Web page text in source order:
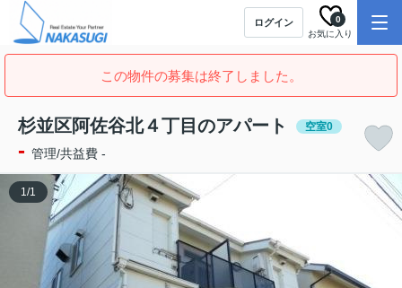
ログイン
お気に入り
0
この物件の募集は終了しました。
杉並区阿佐谷北４丁目のアパート 空室0
- 管理/共益費 -
1/1